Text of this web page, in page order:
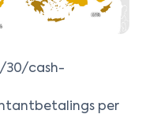
30/cash-
per